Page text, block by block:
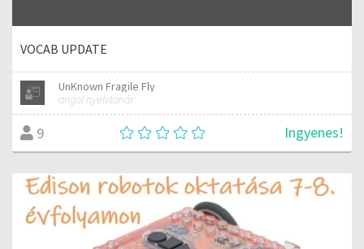
VOCAB UPDATE
UnKnown Fragile Fly
angol nyelvtanár
9 Ingyenes!